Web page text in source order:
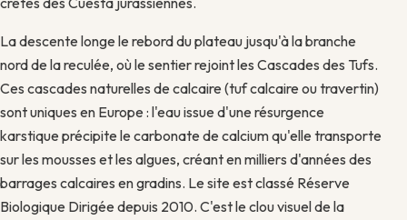
La descente longe le rebord du plateau jusqu'à la branche
nord de la reculée, où le sentier rejoint les Cascades des Tufs.
Ces cascades naturelles de calcaire (tuf calcaire ou travertin)
sont uniques en Europe : l'eau issue d'une résurgence
karstique précipite le carbonate de calcium qu'elle transporte
sur les mousses et les algues, créant en milliers d'années des
barrages calcaires en gradins. Le site est classé Réserve
Biologique Dirigée depuis 2010. C'est le clou visuel de la